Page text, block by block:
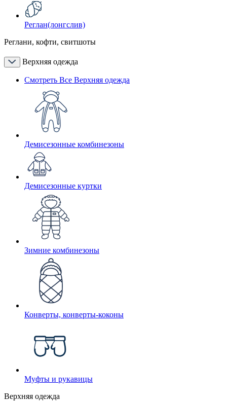
Реглан(лонгслив)
Реглани, кофти, свитшоты
Верхняя одежда
Смотреть Все Верхняя одежда
Демисезонные комбинезоны
Демисезонные куртки
Зимние комбинезоны
Конверты, конверты-коконы
Муфты и рукавицы
Верхняя одежда